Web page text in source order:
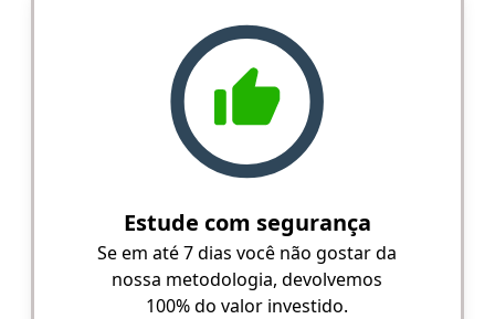
Estude com segurança
Se em até 7 dias você não gostar da
nossa metodologia, devolvemos
100% do valor investido.